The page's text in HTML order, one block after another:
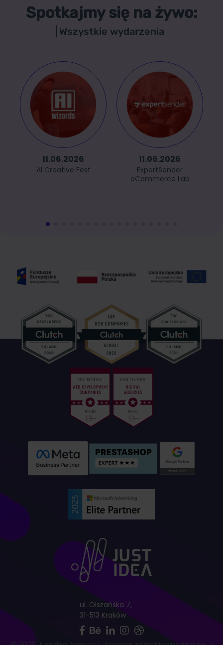
Spotkajmy się na żywo:
Wszystkie wydarzenia
11.06.2026
AI Creative Fest
11.06.2026
ExpertSender
eCommerce Lab
ul. Olszańska 7,
31-513 Kraków